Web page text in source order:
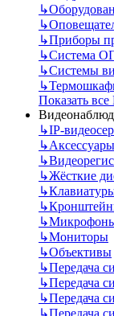
↳
↳
↳Приборы
↳Система
↳Системы
↳
Показать
↳IP-
↳Аксессуары
↳
↳Жёсткие
↳
↳
↳
↳Мониторы
↳Объективы
↳Передача
↳Передача
↳Передача
↳Передача